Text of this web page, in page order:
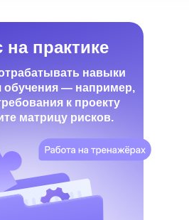
на практике
навыки
обучения — например,
к проекту
матрицу рисков.